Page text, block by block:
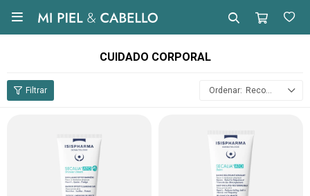

CUIDADO CORPORAL
Recomendados